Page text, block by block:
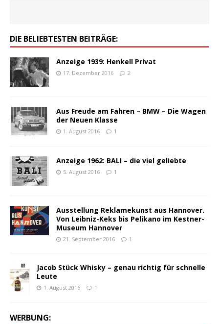
DIE BELIEBTESTEN BEITRÄGE:
Anzeige 1939: Henkell Privat
17. Dezember 2016 2
Aus Freude am Fahren – BMW – Die Wagen
der Neuen Klasse
1. August 2016 1
Anzeige 1962: BALI – die viel geliebte
5. August 2016 1
Ausstellung Reklamekunst aus Hannover.
Von Leibniz-Keks bis Pelikano im Kestner-
Museum Hannover
21. September 2016 1
Jacob Stück Whisky – genau richtig für schnelle
Leute
1. August 2016 1
WERBUNG: